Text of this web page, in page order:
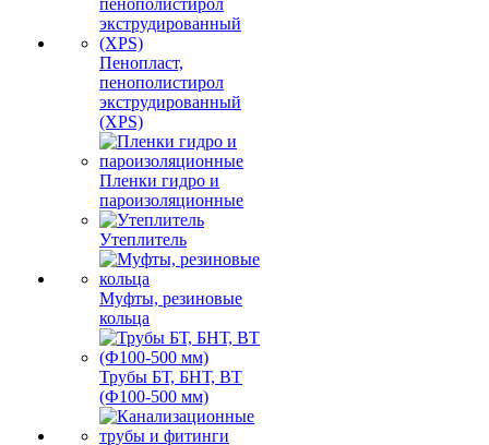
Пенопласт,
пенополистирол
экструдированный
(XPS)
Пленки гидро и
пароизоляционные
Утеплитель
Муфты, резиновые
кольца
Трубы БТ, БНТ, ВТ
(Ф100-500 мм)